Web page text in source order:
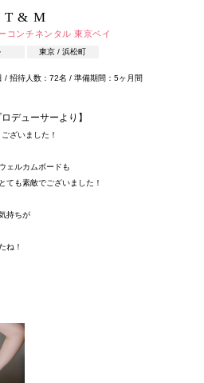
T & M
コンチネンタル 東京ベイ
東京 / 浜松町
/ 招待人数：72名 / 準備期間：5ヶ月間
ロデューサーより】
ざいました！
ェルカムボードも
ても素敵でございました！
持ちが
ね！